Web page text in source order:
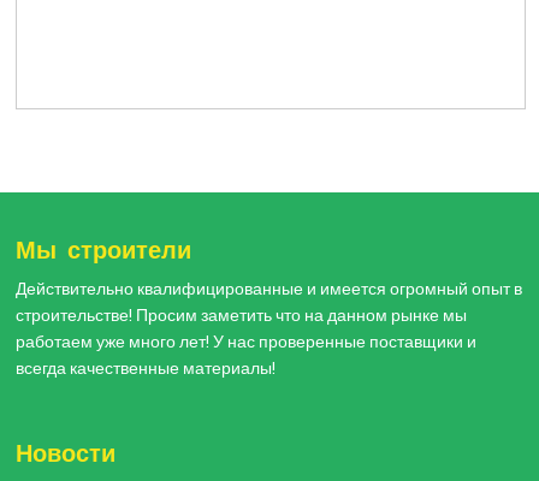
Мы строители
Действительно квалифицированные и имеется огромный опыт в
строительстве! Просим заметить что на данном рынке мы
работаем уже много лет! У нас проверенные поставщики и
всегда качественные материалы!
Новости